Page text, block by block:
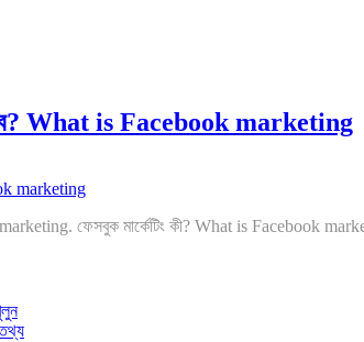
করব? What is Facebook marketing
marketing. ফেসবুক মার্কেটিং কী? What is Facebook